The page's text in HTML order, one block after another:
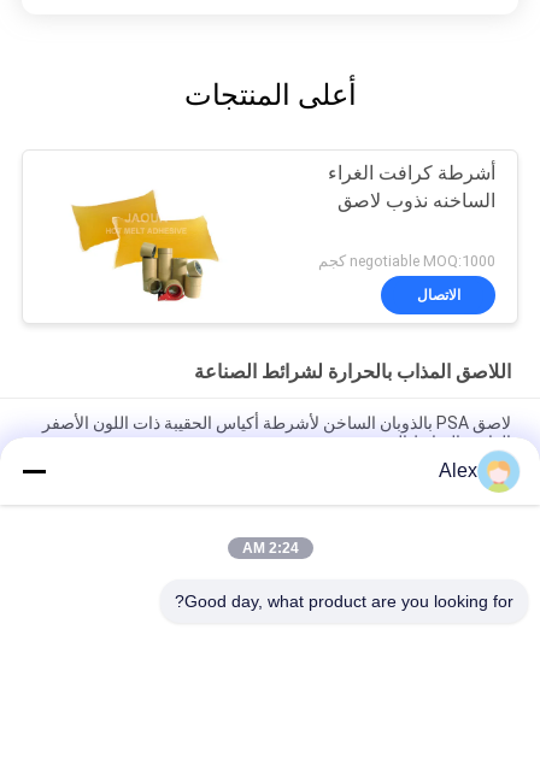
أعلى المنتجات
أشرطة كرافت الغراء
الساخنه نذوب لاصق
negotiable MOQ:1000 كجم
الاتصال
اللاصق المذاب بالحرارة لشرائط الصناعة
لاصق PSA بالذوبان الساخن لأشرطة أكياس الحقيبة ذات اللون الأصفر
الفاتح والترابط الجيد
اللاصق المذاب بالحرارة حساس للضغط باللون الأصفر الخفيف
لتطبيقات الأشرطة الصناعية
Alex
2:24 AM
Good day, what product are you looking for?